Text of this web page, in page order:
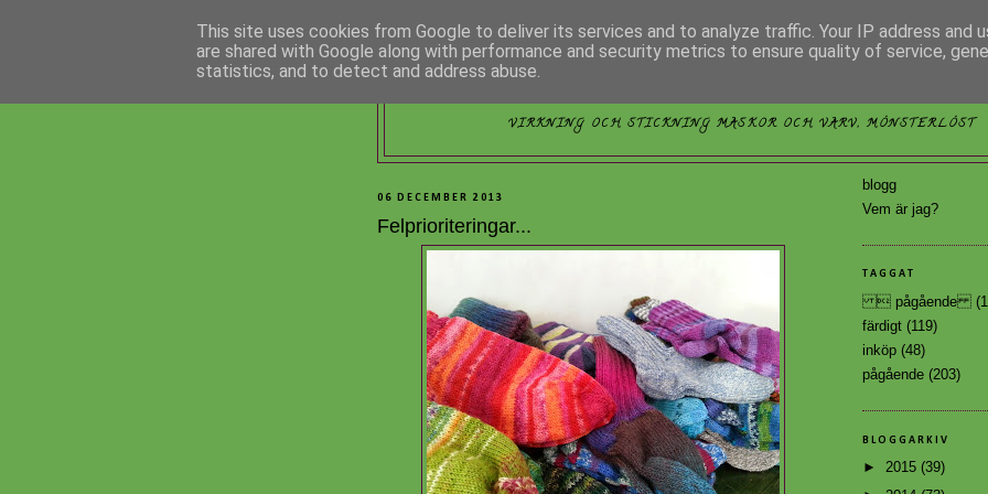
VIRKNING OCH STICKNING MASKOR OCH VARV, MÖNSTERLÖST
06 DECEMBER 2013
Felprioriteringar...
blogg
Vem är jag?
TAGGAT
 pågående
färdigt (119)
inköp (48)
pågående (203)
BLOGGARKIV
► 2015 (39)
This site uses cookies from Google to deliver its services and to analyze traffic. Your IP address and
are shared with Google along with performance and security metrics to ensure quality of service,
statistics, and to detect and address abuse.